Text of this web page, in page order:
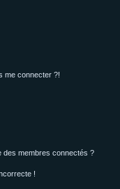
me connecter ?!
des membres connectés ?
!